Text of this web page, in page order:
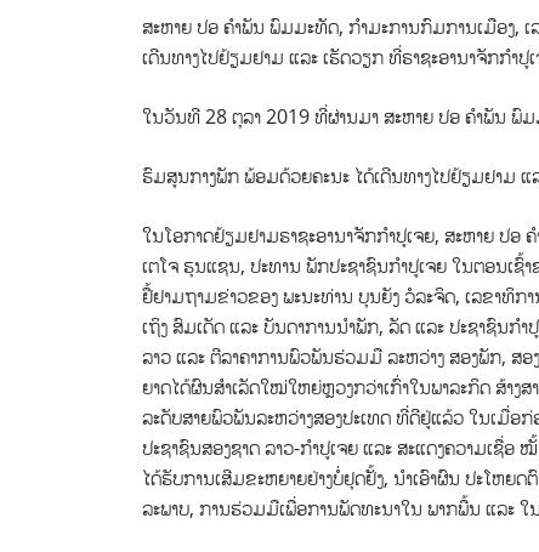
ສະຫາຍ ປອ ຄຳພັນ ພົມມະທັດ, ກຳມະການກົມການເມືອງ,
ເດີນທາງໄປຢ້ຽມຢາມ ແລະ ເຮັດວຽກ ທີ່ຣາຊະອານາຈັກກໍາປູ
ໃນວັນທີ 28 ຕຸລາ 2019 ທີ່ຜ່ານມາ ສະຫາຍ ປອ ຄຳພັນ ພົ
ຮົມສູນກາງພັກ ພ້ອມດ້ວຍຄະນະ ໄດ້ເດີນທາງໄປຢ້ຽມຢາມ ແ
ໃນໂອກາດຢ້ຽມຢາມຣາຊະອານາຈັກກຳປູເຈຍ, ສະຫາຍ ປ
ເຕໂຈ ຮຸນແຊນ, ປະທານ ພັກປະຊາຊົນກຳປູເຈຍ ໃນຕອນເ
ຢື້ຢາມຖາມຂ່າວຂອງ ພະນະທ່ານ ບຸນຍັງ ວໍລະຈິດ, ເລຂາທິ
ເຖິງ ສົມເດັດ ແລະ ບັນດາການນຳພັກ, ລັດ ແລະ ປະຊາຊົນ
ລາວ ແລະ ຕີລາຄາການພົວພັນຮ່ວມມື ລະຫວ່າງ ສອງພັກ, ສ
ຍາດໄດ້ຜົນສຳເລັດໃໝ່ໃຫຍ່ຫຼວງກວ່າເກົ່າໃນພາລະກິດ ສ້າງ
ລະດັບສາຍພົວພັນລະຫວ່າງສອງປະເທດ ທີ່ດີຢູ່ແລ້ວ ໃນເມື່
ປະຊາຊົນສອງຊາດ ລາວ-ກຳປູເຈຍ ແລະ ສະແດງຄວາມເຊື່
ໄດ້ຮັບການເສີມຂະຫຍາຍຢ່າງບໍ່ຢຸດຢັ້ງ, ນຳເອົາຜົນ ປະໂຫຍ
ລະພາບ, ການຮ່ວມມືເພື່ອການພັດທະນາໃນ ພາກພື້ນ ແລະ ໃ